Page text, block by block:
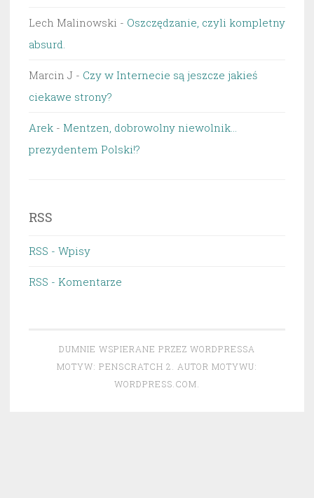
Lech Malinowski - Oszczędzanie, czyli kompletny
absurd.
Marcin J - Czy w Internecie są jeszcze jakieś
ciekawe strony?
Arek - Mentzen, dobrowolny niewolnik…
prezydentem Polski!?
RSS
RSS - Wpisy
RSS - Komentarze
DUMNIE WSPIERANE PRZEZ WORDPRESSA
MOTYW: PENSCRATCH 2. AUTOR MOTYWU:
WORDPRESS.COM.